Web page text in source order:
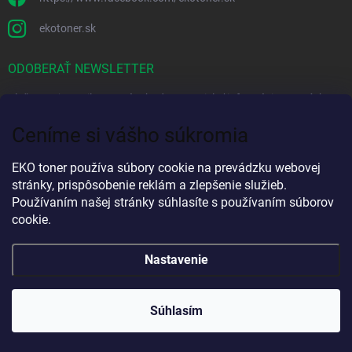
Ceníme si vášho súkromia
EKO toner používa súbory cookie na prevádzku webovej
stránky, prispôsobenie reklám a zlepšenie služieb.
Používaním našej stránky súhlasíte s používaním súborov
cookie.
Nastavenie
Súhlasím
ekotoner.sk
ODOBERAŤ NEWSLETTER
Vložte svoj e-mail a my Vám budeme zasielať informácie o nových
EMAIL